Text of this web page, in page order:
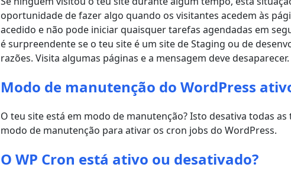
oportunidade de fazer algo quando os visitantes acedem às
acedido e não pode iniciar quaisquer tarefas agendadas em
é surpreendente se o teu site é um site de Staging ou de
razões. Visita algumas páginas e a mensagem deve desaparecer.
Modo de manutenção do WordPress
O teu site está em modo de manutenção? Isto desativa todas
modo de manutenção para ativar os cron jobs do WordPress.
O WP Cron está ativo ou desativado?